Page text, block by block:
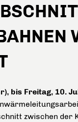
bis Freitag, 10.
zwischen der